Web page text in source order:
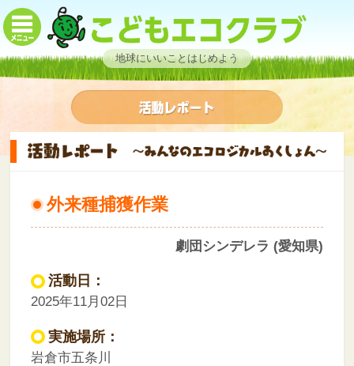
地球にいいことはじめよう
外来種捕獲作業
劇団シンデレラ (愛知県)
活動日：
2025年11月02日
実施場所：
岩倉市五条川